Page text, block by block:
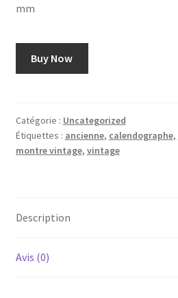
mm
Buy Now
Catégorie : Uncategorized
Étiquettes : ancienne, calendographe,
montre vintage, vintage
Description
Avis (0)